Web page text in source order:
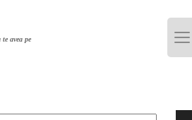
avea pe